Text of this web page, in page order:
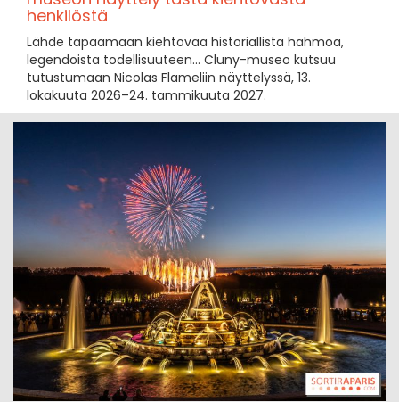
henkilöstä
Lähde tapaamaan kiehtovaa historiallista hahmoa,
legendoista todellisuuteen... Cluny-museo kutsuu
tutustumaan Nicolas Flameliin näyttelyssä, 13.
lokakuuta 2026–24. tammikuuta 2027.